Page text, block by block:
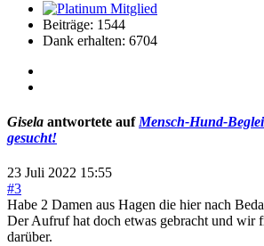
Beiträge: 1544
Dank erhalten: 6704
Gisela antwortete auf Mensch-Hund-
gesucht!
23 Juli 2022 15:55
#3
Habe 2 Damen aus Hagen die hier nach
Der Aufruf hat doch etwas gebracht und wir
darüber.